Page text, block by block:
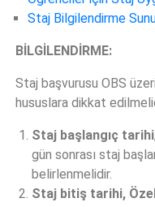
Staj Bilgilendirme
BİLGİLENDİRME:
Staj başvurusu OBS
hususlara dikkat
Staj başlangıç tarihi
gün sonrası staj
belirlenmelidir.
Staj bitiş tarihi,